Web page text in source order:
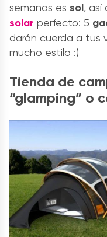
semanas es sol, así
solar perfecto: 5
darán cuerda a tus
mucho estilo :)
Tienda de
“glamping” o